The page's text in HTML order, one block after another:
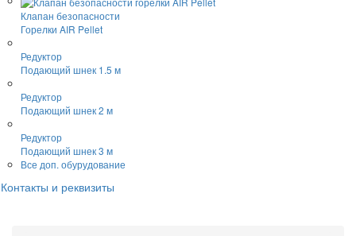
Клапан безопасности
Горелки AIR Pellet
Редуктор
Подающий шнек 1.5 м
Редуктор
Подающий шнек 2 м
Редуктор
Подающий шнек 3 м
Все доп. обурудование
Контакты и реквизиты